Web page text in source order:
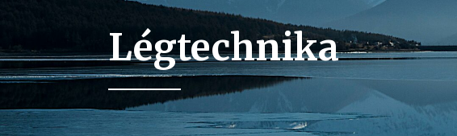
Légtechnika